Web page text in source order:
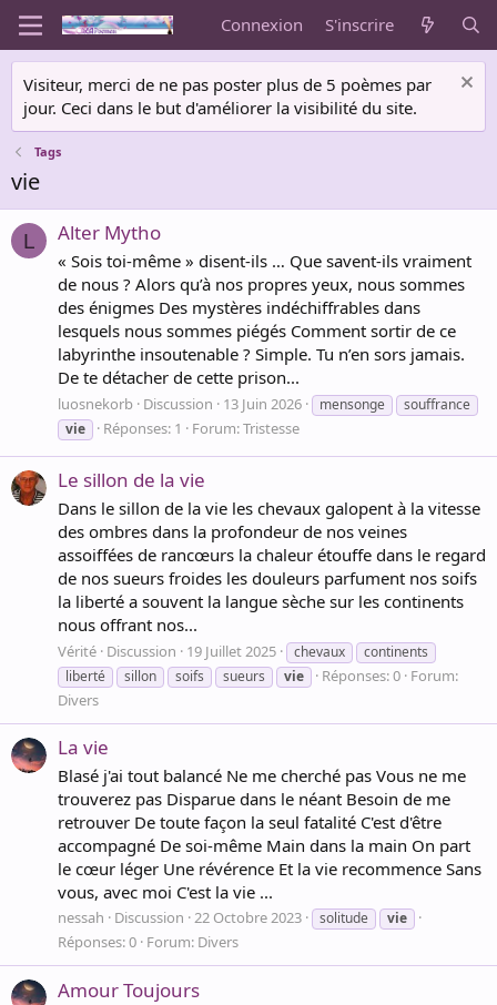
Connexion S'inscrire
Visiteur, merci de ne pas poster plus de 5 poèmes par
jour. Ceci dans le but d'améliorer la visibilité du site.
Tags
vie
L Alter Mytho
« Sois toi-même » disent-ils … Que savent-ils vraiment
de nous ? Alors qu’à nos propres yeux, nous sommes
des énigmes Des mystères indéchiffrables dans
lesquels nous sommes piégés Comment sortir de ce
labyrinthe insoutenable ? Simple. Tu n’en sors jamais.
De te détacher de cette prison...
luosnekorb Discussion 13 Juin 2026 mensonge
souffrance
vie
Réponses: 1 Forum:Tristesse
Le sillon de la vie
Dans le sillon de la vie les chevaux galopent à la vitesse
des ombres dans la profondeur de nos veines
assoiffées de rancœurs la chaleur étouffe dans le regard
de nos sueurs froides les douleurs parfument nos soifs
la liberté a souvent la langue sèche sur les continents
nous offrant nos...
Vérité Discussion 19 Juillet 2025 chevaux
continents
liberté
sillon soifs sueurs vie Réponses: 0 Forum:
Divers
La vie
Blasé j'ai tout balancé Ne me cherché pas Vous ne me
trouverez pas Disparue dans le néant Besoin de me
retrouver De toute façon la seul fatalité C'est d'être
accompagné De soi-même Main dans la main On part
le cœur léger Une révérence Et la vie recommence Sans
vous, avec moi C'est la vie ‍...
nessah Discussion 22 Octobre 2023 solitude vie
Réponses: 0 Forum: Divers
Amour Toujours